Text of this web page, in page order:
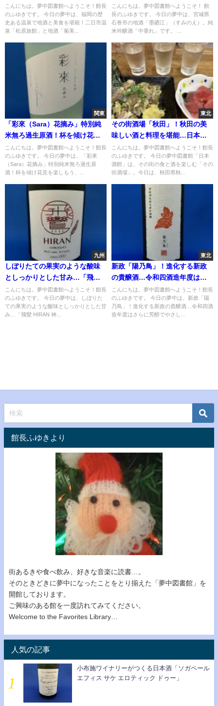
館」と地酒「菊美人」霞始メテ
靆ク
こんにちは。夢中図書館へようこそ！館長
のふゆきです。 今日の夢中は、福岡の歴
史ある温泉で地酒と美食を堪能！二日市温
泉「松原旅館」と地酒「菊美...
垂れ
こんにちは。夢中図書館へようこそ！ 館
長のふゆきです。 今日の夢中は、宮城県
石巻市の地酒「墨廼江」（すみのえ）。純
米吟醸酒「中垂れ」です。 ...
関東
「彩來（Sara）花摘み」特別純
米無ろ過生原酒！杯を傾け花見
を楽しもう、桜色ラベルの麗酒
こんにちは。夢中図書館へようこそ！館長
のふゆきです。 今日の夢中は、「彩來
（Sara）花摘み」特別純米無ろ過生原
酒！杯を傾け花見を楽しもう、...
東北
その街酒場「秋田」！秋田の美
味しい酒と料理を堪能…日本酒
ファンの聖地"永楽食堂"
こんにちは。夢中図書館へようこそ！館長
のふゆきです。 今日の夢中図書館「日本
酒館」は、その街の食と酒を楽しむ「その
街酒場」。今日は、秋田県秋...
九州
しぼりたての果実のような酸味
としっかりとした甘み…「飛鸞
HIRAN 神楽」
こんにちは。夢中図書館へようこそ！館長
のふゆきです。 今日の夢中は、しぼりた
ての果実のような酸味としっかりとした甘
み…「飛鸞 HIRAN 神...
東北
新政「陽乃鳥」！進化する新政
の貴醸酒…令和四酒造年度はさ
らに芳醇でやさしい甘みに
こんにちは。夢中図書館へようこそ！館長
のふゆきです。 今日の夢中は、新政「陽
乃鳥」！進化する新政の貴醸酒…令和四酒
造年度はさらに芳醇でやさし...
館長ふゆきより
街あるきや食べ飲み、好きな音楽に読書…。
そのときどきに夢中になったことをとり揃えた「夢中図書館」を
開館しております。
ご興味のある館を一度訪れてみてください。
Welcome to the Favorites Library…
人気の記事
小布施ワイナリーがつくる日本酒「ソガペール
エフィス サケ エロティック ドゥー」